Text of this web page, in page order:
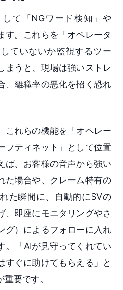
て「NGワード検知」や
す。これらを「オペレータ
ていないか監視するツー
まうと、現場は強いストレ
、離職率の悪化を招く恐れ
これらの機能を「オペレー
フティネット」として位置
ば、お客様の音声から強い
た場合や、クレーム特有の
た瞬間に、自動的にSVの
、即座にモニタリングやさ
グ）によるフォローに入れ
。「AIが見守ってくれてい
すぐに助けてもらえる」と
要です。